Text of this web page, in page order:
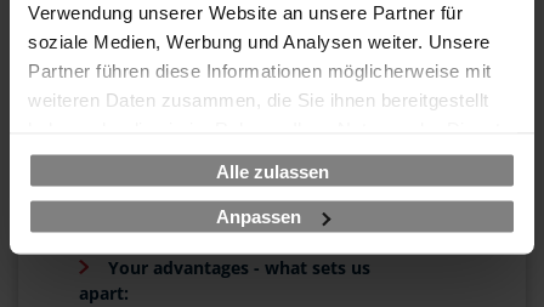
Verwendung unserer Website an unsere Partner für
soziale Medien, Werbung und Analysen weiter. Unsere
Partner führen diese Informationen möglicherweise mit
weiteren Daten zusammen, die Sie ihnen bereitgestellt
gesammelt haben.
Alle zulassen
Anpassen
490 EUR
excl. VAT
437 EURexcl. VAT
Your advantages - what sets us
apart: